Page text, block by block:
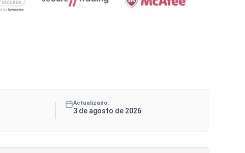
Actualizado:
3 de agosto de 2026